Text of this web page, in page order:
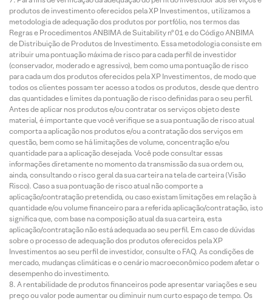
produtos de investimento oferecidos pela XP Investimentos, utilizamos a
metodologia de adequação dos produtos por portfólio, nos termos das
Regras e Procedimentos ANBIMA de Suitability nº 01 e do Código ANBIMA
de Distribuição de Produtos de Investimento. Essa metodologia consiste em
atribuir uma pontuação máxima de risco para cada perfil de investidor
(conservador, moderado e agressivo), bem como uma pontuação de risco
para cada um dos produtos oferecidos pela XP Investimentos, de modo que
todos os clientes possam ter acesso a todos os produtos, desde que dentro
das quantidades e limites da pontuação de risco definidas para o seu perfil.
Antes de aplicar nos produtos e/ou contratar os serviços objeto deste
material, é importante que você verifique se a sua pontuação de risco atual
comporta a aplicação nos produtos e/ou a contratação dos serviços em
questão, bem como se há limitações de volume, concentração e/ou
quantidade para a aplicação desejada. Você pode consultar essas
informações diretamente no momento da transmissão da sua ordem ou,
ainda, consultando o risco geral da sua carteira na tela de carteira (Visão
Risco). Caso a sua pontuação de risco atual não comporte a
aplicação/contratação pretendida, ou caso existam limitações em relação à
quantidade e/ou volume financeiro para a referida aplicação/contratação, isto
significa que, com base na composição atual da sua carteira, esta
aplicação/contratação não está adequada ao seu perfil. Em caso de dúvidas
sobre o processo de adequação dos produtos oferecidos pela XP
Investimentos ao seu perfil de investidor, consulte o FAQ. As condições de
mercado, mudanças climáticas e o cenário macroeconômico podem afetar o
desempenho do investimento.
A rentabilidade de produtos financeiros pode apresentar variações e seu
preço ou valor pode aumentar ou diminuir num curto espaço de tempo. Os